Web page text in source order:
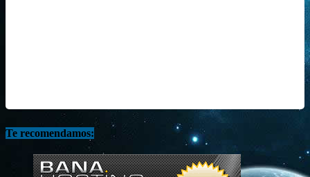
Te recomendamos: